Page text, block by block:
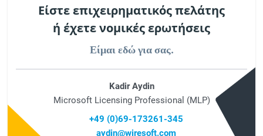
Είστε επιχειρηματικός πελάτης
ή έχετε νομικές ερωτήσεις
Είμαι εδώ για σας.
Kadir Aydin
Microsoft Licensing Professional (MLP)
+49 (0)69-173261-345
aydin@wiresoft.com